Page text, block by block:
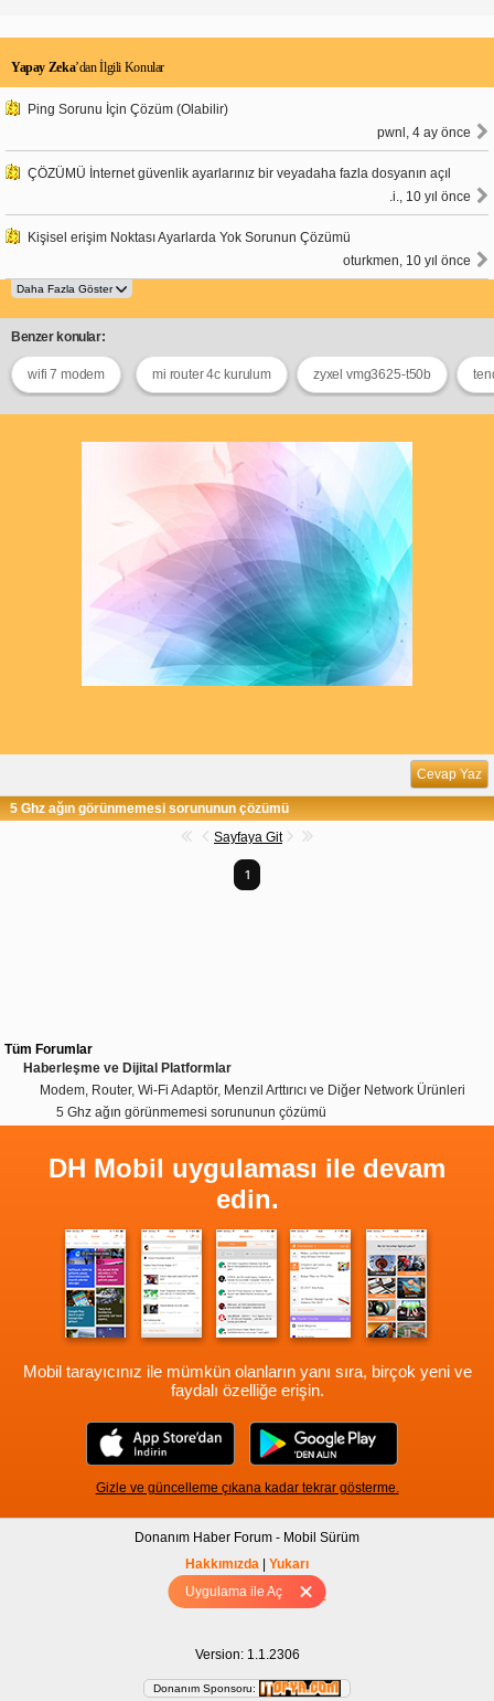
Uygulama ile Aç
Yapay Zeka’dan İlgili Konular
Ping Sorunu İçin Çözüm (Olabilir)
pwnl, 4 ay önce
ÇÖZÜMÜ İnternet güvenlik ayarlarınız bir veyadaha fazla dosyanın açıl
.i., 10 yıl önce
Kişisel erişim Noktası Ayarlarda Yok Sorunun Çözümü
oturkmen, 10 yıl önce
Benzer konular:
wifi 7 modem mi router 4c kurulum zyxel vmg3625-t50b
Cevap Yaz
5 Ghz ağın görünmemesi sorununun çözümü
Sayfaya Git
1
Tüm Forumlar
Haberleşme ve Dijital Platformlar
Modem, Router, Wi-Fi Adaptör, Menzil Arttırıcı ve Diğer Network Ürünleri
5 Ghz ağın görünmemesi sorununun çözümü
DH Mobil uygulaması ile devam
edin.
Mobil tarayıcınız ile mümkün olanların yanı sıra, birçok yeni ve
faydalı özelliğe erişin.
Gizle ve güncelleme çıkana kadar tekrar gösterme.
Donanım Haber Forum - Mobil Sürüm
Hakkımızda | Yukarı
Tam sürüm için Tıklayınız
Version: 1.1.2306
Donanım Sponsoru: